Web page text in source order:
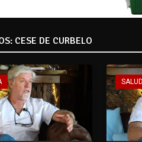
CESE DE CURBELO
SALUD